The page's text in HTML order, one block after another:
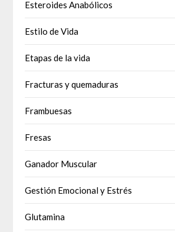
Esteroides Anabólicos
Estilo de Vida
Etapas de la vida
Fracturas y quemaduras
Frambuesas
Fresas
Ganador Muscular
Gestión Emocional y Estrés
Glutamina